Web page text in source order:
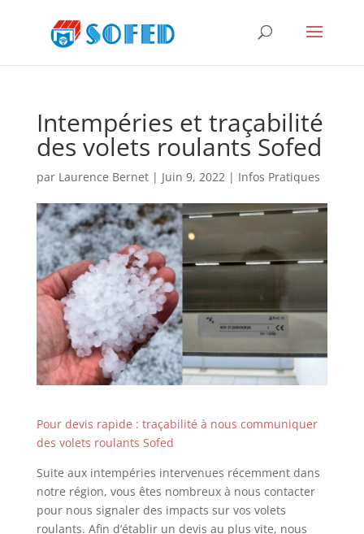
Intempéries et traçabilité
des volets roulants Sofed
par Laurence Bernet| Juin 9, 2022| Infos Pratiques
Pour devis rapide : traçabilité à nous communiquer
des volets roulants Sofed
Suite aux intempéries intervenues récemment dans
notre région, vous êtes nombreux à nous contacter
pour nous signaler des impacts sur vos volets
roulants. Afin d’établir un devis au plus vite, nous